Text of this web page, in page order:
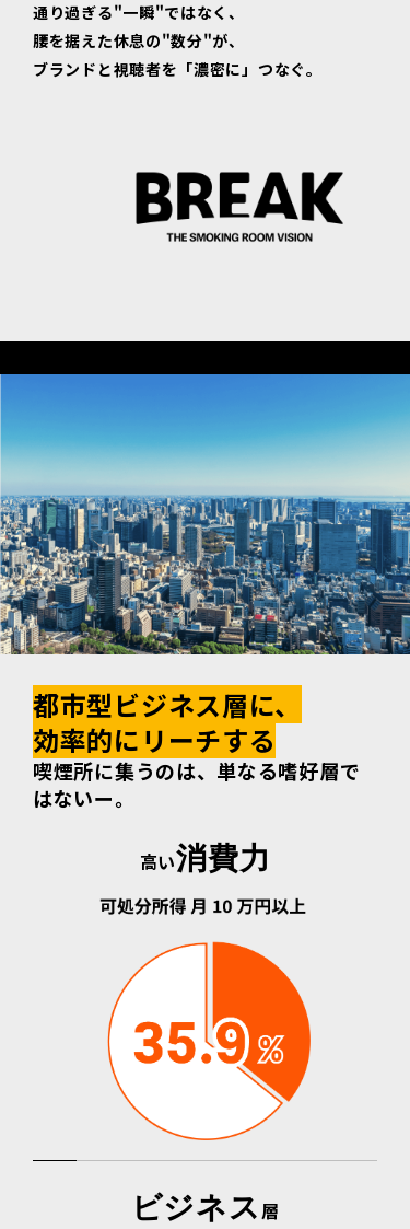
通り過ぎる"一瞬"ではなく、
腰を据えた休息の"数分"が、
ブランドと視聴者を「濃密に」つなぐ。
都市型ビジネス層に、
効率的にリーチする
喫煙所に集うのは、単なる嗜好層で
はないー。
高い消費力
ビジネス層